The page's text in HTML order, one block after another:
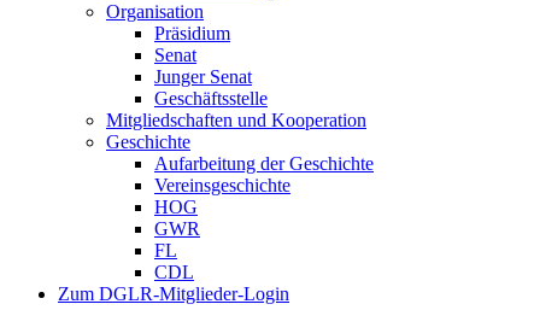
Organisation
Präsidium
Senat
Junger Senat
Geschäftsstelle
Mitgliedschaften und Kooperation
Geschichte
Aufarbeitung der Geschichte
Vereinsgeschichte
HOG
GWR
FL
CDL
Zum DGLR-Mitglieder-Login